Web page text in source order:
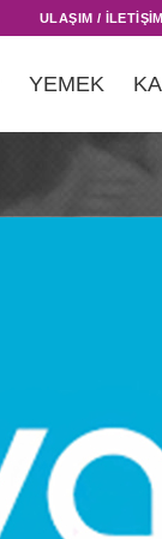
ULAŞIM / İLETİŞİM
YEMEK